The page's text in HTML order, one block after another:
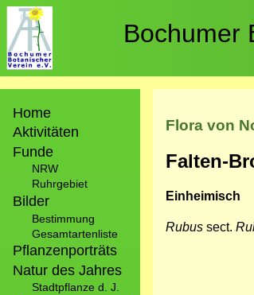
Direkt
zum
Inhalt
Bochumer
Home
Aktivitäten
Funde
NRW
Ruhrgebiet
Bilder
Bestimmung
Gesamtartenliste
Pflanzenporträts
Natur des Jahres
Stadtpflanze d. J.
Flora von
Falten-
Einheimisch
Rubus sect.